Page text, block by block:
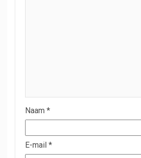
Naam *
E-mail *